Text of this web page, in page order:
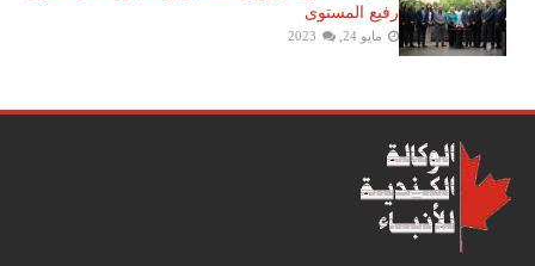
رفيع المستوى
مايو 24, 2023